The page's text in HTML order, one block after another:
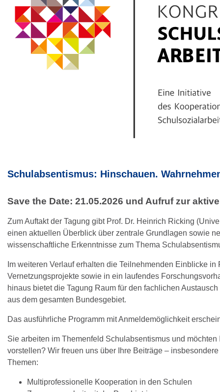
Schulabsentismus: Hinschauen.
Save the Date: 21.05.2026 und Aufruf zur
Zum Auftakt der Tagung gibt Prof. Dr. Heinrich Ricking
einen aktuellen Überblick über zentrale Grundlagen sowie
wissenschaftliche Erkenntnisse zum Thema
Im weiteren Verlauf erhalten die Teilnehmenden Einblicke in
Vernetzungsprojekte sowie in ein laufendes
hinaus bietet die Tagung Raum für den fachlichen
aus dem gesamten Bundesgebiet.
Das ausführliche Programm mit Anmeldemöglichkeit
Sie arbeiten im Themenfeld Schulabsentismus und möchten
vorstellen? Wir freuen uns über Ihre Beiträge –
Themen:
Multiprofessionelle Kooperation in den Schulen